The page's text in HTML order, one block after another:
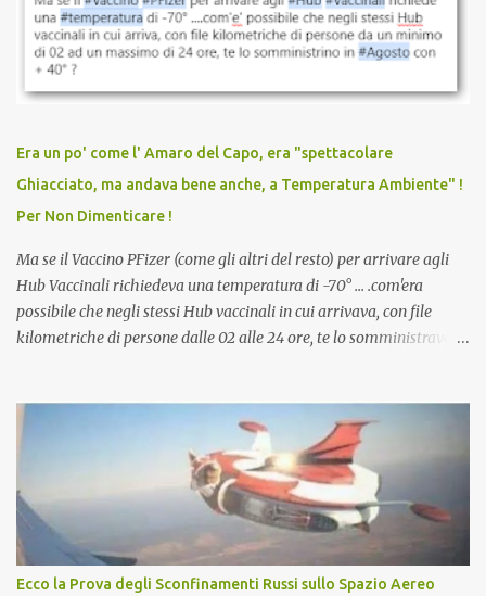
sconti, incentivi per vaccinarsi. Non avevamo mai visto
discriminazioni per coloro che non l’hanno fatto. Se non sei stato
vaccinato, nessuno aveva prima cercato di farti sentire una
persona cattiva. Non avevamo mai visto un vaccino che minacci le
vaccino usato per minacciare i mezzi di sussistenza, il lavoro o la
scuola. Non avevamo mai visto un vaccino che permettesse a un
dodicenne di ignorare il consenso dei genitori. Dopo tutti i vaccini
che abbiamo elencato sopra...
Era un po' come l' Amaro del Capo, era "spettacolare
Ghiacciato, ma andava bene anche, a Temperatura Ambiente" !
Per Non Dimenticare !
Ma se il Vaccino PFizer (come gli altri del resto) per arrivare agli
Hub Vaccinali richiedeva una temperatura di -70° ... .com'era
possibile che negli stessi Hub vaccinali in cui arrivava, con file
kilometriche di persone dalle 02 alle 24 ore, te lo somministravano
Vaccino come: l' Amaro del Capo, era "spettacolare Ghiacciato, ma
andava bene anche, a Temperatura Ambiente"! Riproponiamo
l'articolo per NON Dimenticare!
Ecco la Prova degli Sconfinamenti Russi sullo Spazio Aereo